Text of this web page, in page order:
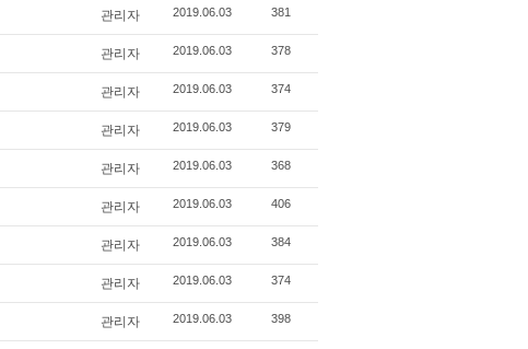
관리자 2019.06.03 381
관리자 2019.06.03 378
관리자 2019.06.03 374
관리자 2019.06.03 379
관리자 2019.06.03 368
관리자 2019.06.03 406
관리자 2019.06.03 384
관리자 2019.06.03 374
관리자 2019.06.03 398